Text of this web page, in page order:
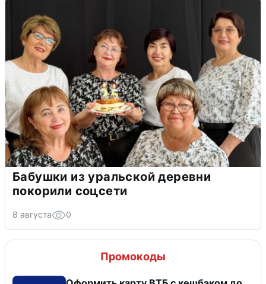
Бабушки из уральской деревни
покорили соцсети
8 августа 0
Промокоды